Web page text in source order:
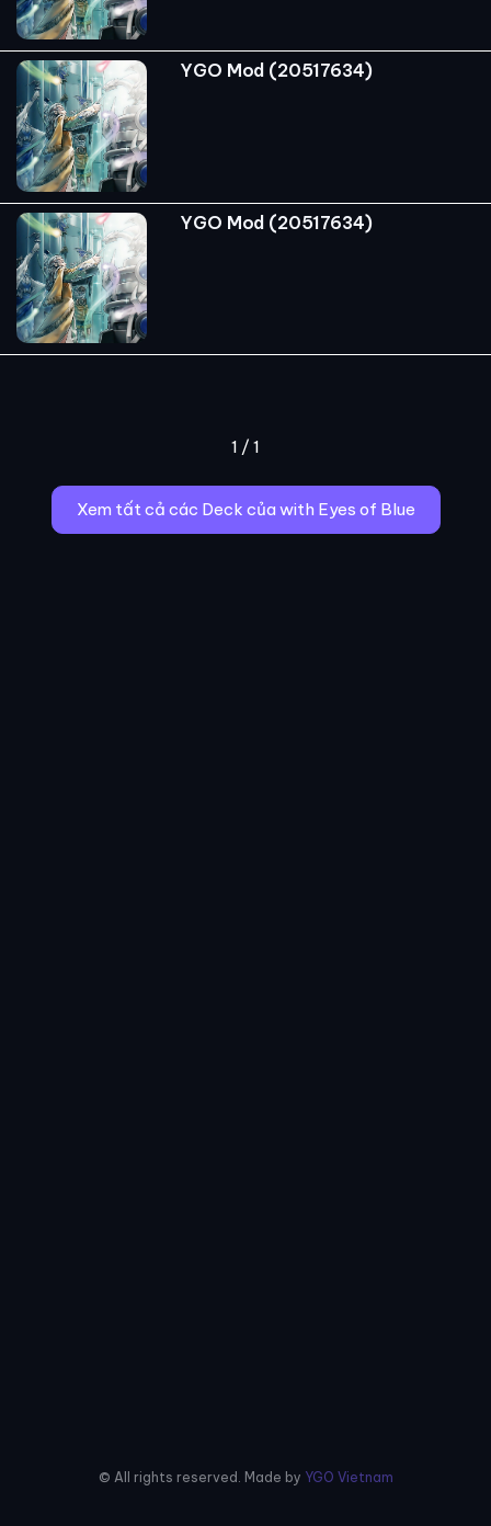
YGO Mod (20517634)
YGO Mod (20517634)
1 / 1
Xem tất cả các Deck của with Eyes of Blue
© All rights reserved. Made by YGO Vietnam